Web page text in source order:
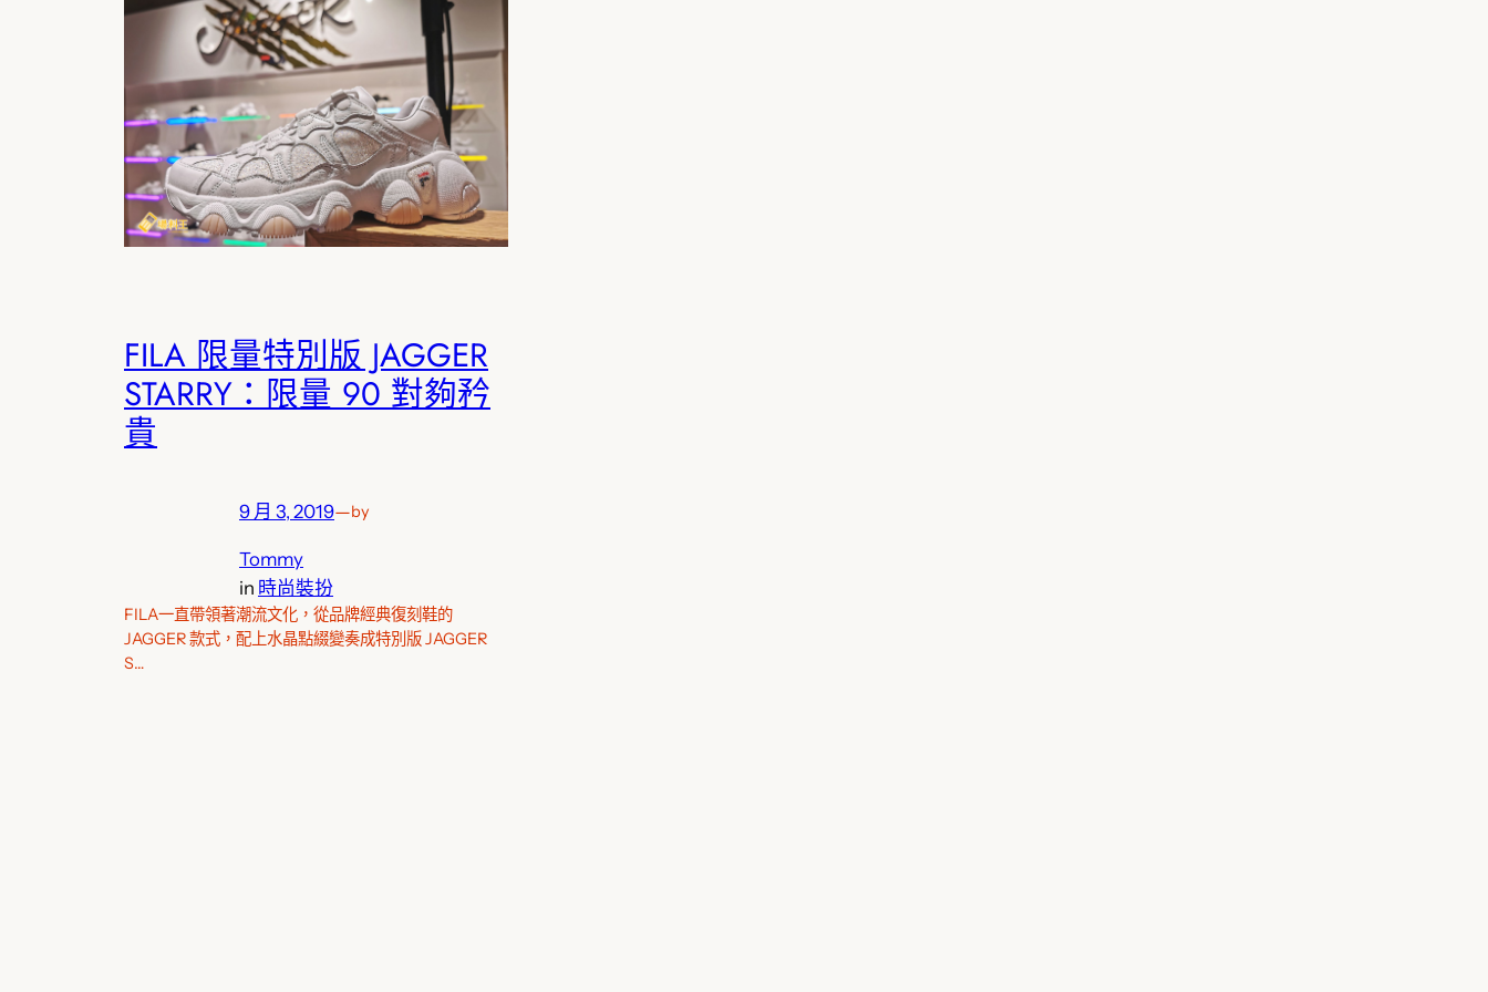
FILA 限量特別版 JAGGER
STARRY：限量 90 對夠矜
貴
9 月 3, 2019—by
Tommy
in 時尚裝扮
FILA一直帶領著潮流文化，從品牌經典復刻鞋的
JAGGER 款式，配上水晶點綴變奏成特別版 JAGGER
S…